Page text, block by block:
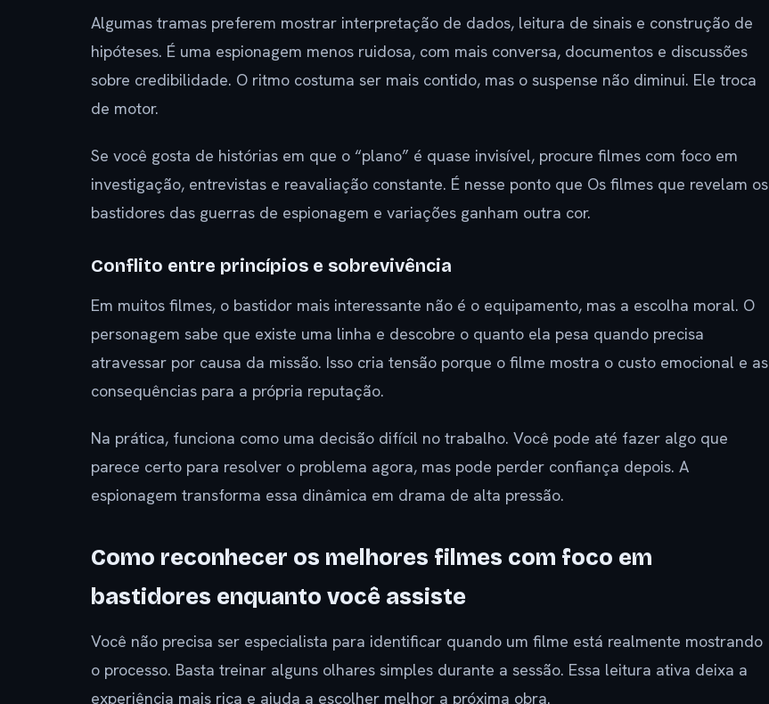
Algumas tramas preferem mostrar interpretação de dados, leitura de sinais e construção de
hipóteses. É uma espionagem menos ruidosa, com mais conversa, documentos e discussões
sobre credibilidade. O ritmo costuma ser mais contido, mas o suspense não diminui. Ele troca
de motor.
Se você gosta de histórias em que o “plano” é quase invisível, procure filmes com foco em
investigação, entrevistas e reavaliação constante. É nesse ponto que Os filmes que revelam os
bastidores das guerras de espionagem e variações ganham outra cor.
Conflito entre princípios e sobrevivência
Em muitos filmes, o bastidor mais interessante não é o equipamento, mas a escolha moral. O
personagem sabe que existe uma linha e descobre o quanto ela pesa quando precisa
atravessar por causa da missão. Isso cria tensão porque o filme mostra o custo emocional e as
consequências para a própria reputação.
Na prática, funciona como uma decisão difícil no trabalho. Você pode até fazer algo que
parece certo para resolver o problema agora, mas pode perder confiança depois. A
espionagem transforma essa dinâmica em drama de alta pressão.
Como reconhecer os melhores filmes com foco em
bastidores enquanto você assiste
Você não precisa ser especialista para identificar quando um filme está realmente mostrando
o processo. Basta treinar alguns olhares simples durante a sessão. Essa leitura ativa deixa a
experiência mais rica e ajuda a escolher melhor a próxima obra.